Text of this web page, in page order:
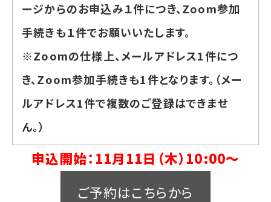
ージからのお申込み１件につき、Zoom参加
手続きも１件でお願いいたします。
※Zoomの仕様上、メールアドレス1件につ
き、Zoom参加手続きも1件となります。（メー
ルアドレス1件で複数のご登録はできませ
ん。）
申込開始：11月11日（木）10:00～
ご予約はこちらから